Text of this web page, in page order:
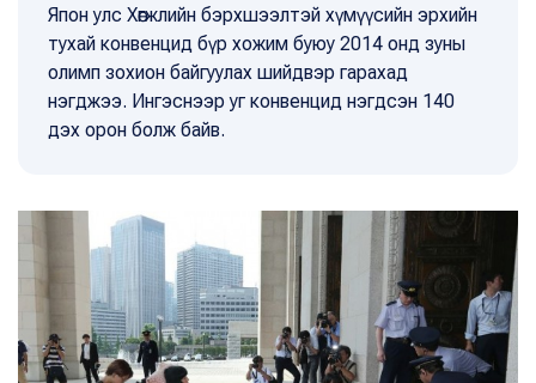
Япон улс Хөгжлийн бэрхшээлтэй хүмүүсийн эрхийн
тухай конвенцид бүр хожим буюу 2014 онд зуны
олимп зохион байгуулах шийдвэр гарахад
нэгджээ. Ингэснээр уг конвенцид нэгдсэн 140
дэх орон болж байв.